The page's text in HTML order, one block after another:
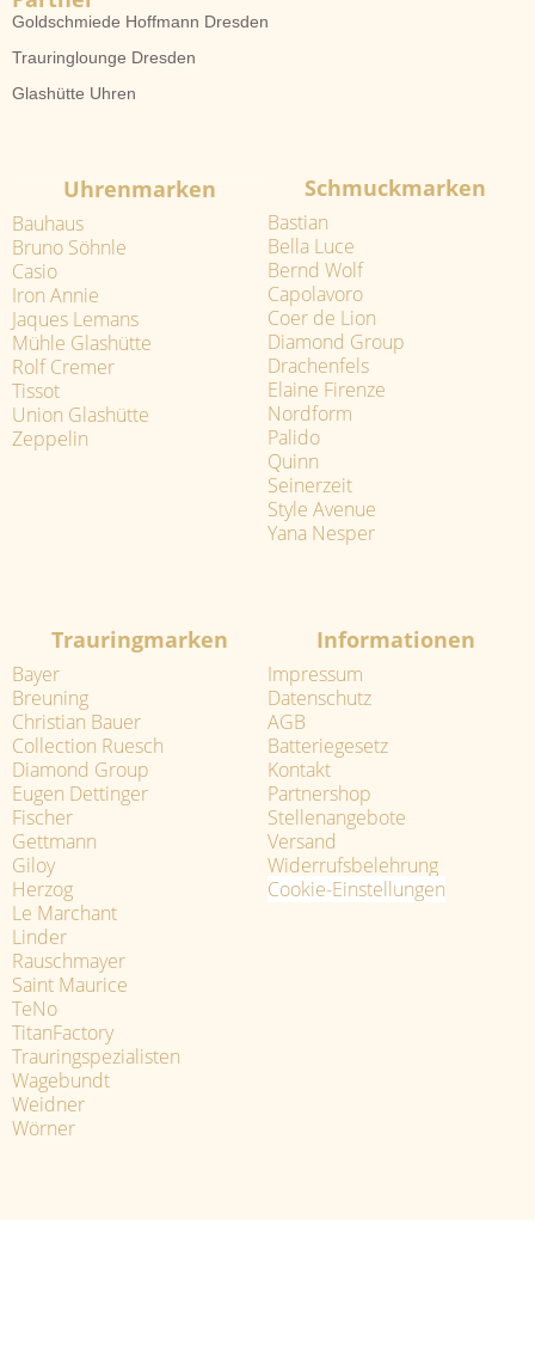
Goldschmiede Hoffmann Dresden
Trauringlounge Dresden
Glashütte Uhren
Uhrenmarken
Bauhaus
Bruno Söhnle
Casio
Iron Annie
Jaques Lemans
Mühle Glashütte
Rolf Cremer
Tissot
Union Glashütte
Zeppelin
Schmuckmarken
Bastian
Bella Luce
Bernd Wolf
Capolavoro
Coer de Lion
Diamond Group
Drachenfels
Elaine Firenze
Nordform
Palido
Quinn
Seinerzeit
Style Avenue
Yana Nesper
Trauringmarken
Bayer
Breuning
Christian Bauer
Collection Ruesch
Diamond Group
Eugen Dettinger
Fischer
Gettmann
Giloy
Herzog
Le Marchant
Linder
Rauschmayer
Saint Maurice
TeNo
TitanFactory
Trauringspezialisten
Wagebundt
Weidner
Wörner
Informationen
Impressum
Datenschutz
AGB
Batteriegesetz
Kontakt
Partnershop
Stellenangebote
Versand
Widerrufsbelehrung
Cookie-Einstellungen